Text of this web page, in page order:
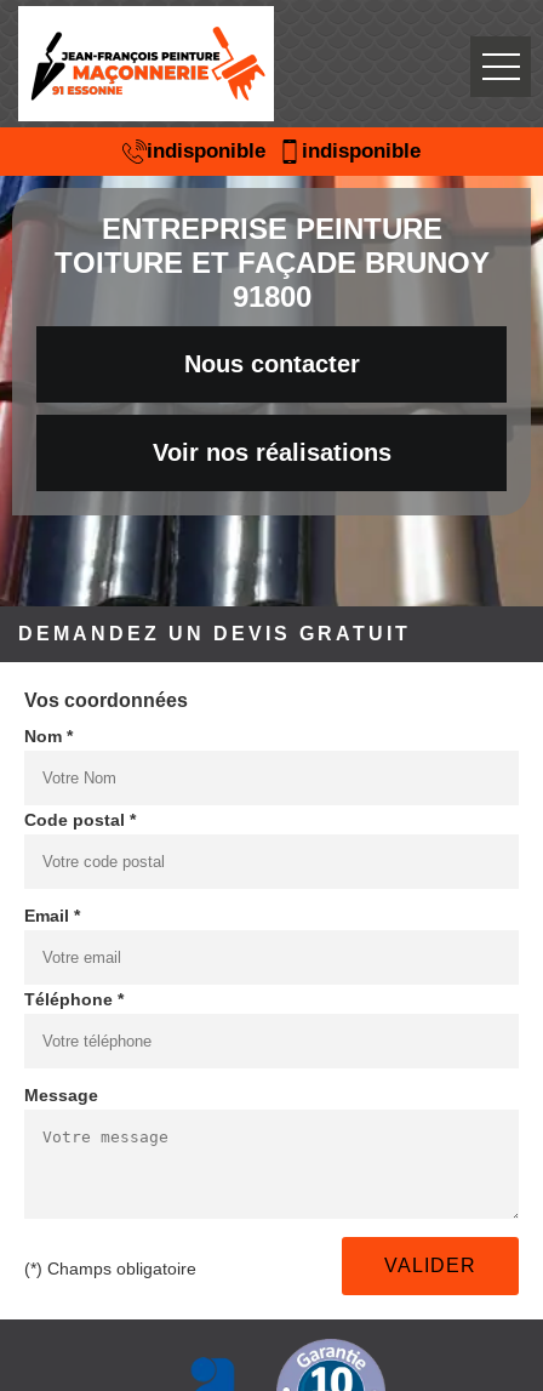
indisponible indisponible
ENTREPRISE PEINTURE
TOITURE ET FAÇADE BRUNOY
91800
Nous contacter
Voir nos réalisations
DEMANDEZ UN DEVIS GRATUIT
Vos coordonnées
Nom *
Code postal *
Email *
Téléphone *
Message
(*) Champs obligatoire